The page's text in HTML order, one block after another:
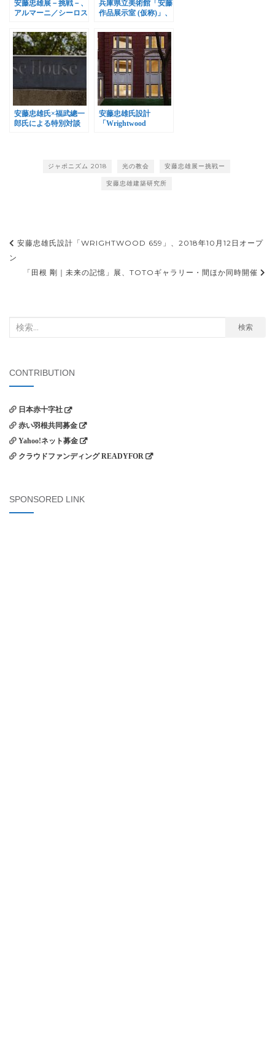
安藤忠雄展－挑戦－、
アルマーニ／シーロス
兵庫県立美術館「安藤
作品展示室 (仮称)」、
定
安藤忠雄氏×福武總一
郎氏による特別対談
安藤忠雄氏設計
「Wrightwood
ジャポニズム 2018 光の教会 安藤忠雄展ー挑戦ー
安藤忠雄建築研究所
投
稿
ゲ
ー
ョ
ン
安藤忠雄氏設計「WRIGHTWOOD 659」、2018年10月12日オープ
ン
「田根 剛｜未来の記憶」展、TOTOギャラリー・間ほか同時開催
象:
検索
CONTRIBUTION
日本赤十字社
赤い羽根共同募金
Yahoo!ネット募金
クラウドファンディング READYFOR
SPONSORED LINK